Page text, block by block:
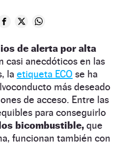
de alerta por alta
casi anecdóticos en las
la etiqueta ECO se ha
más deseado
de acceso. Entre las
para conseguirlo
bicombustible, que
funcionan también con